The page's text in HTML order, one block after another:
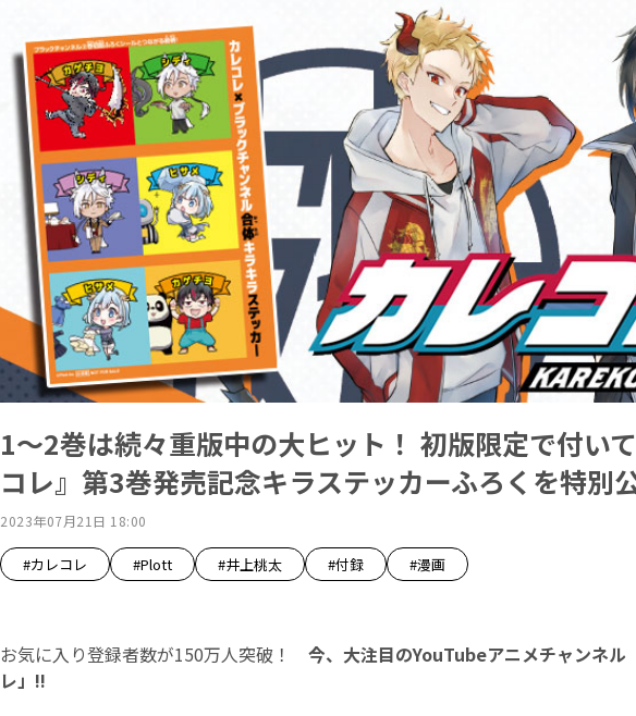
1～2巻は続々重版中の大ヒット！ 初版限定で付い
コレ』第3巻発売記念キラステッカーふろくを特別
2023年07月21日 18:00
#カレコレ #Plott #井上桃太 #付録 #漫画
お気に入り登録者数が150万人突破！
今、大注目のYouTubeアニメチャンネル
レ」!!